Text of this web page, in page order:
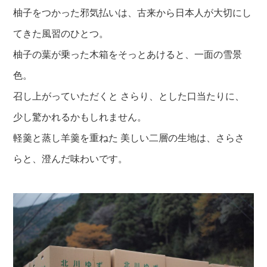
柚子をつかった邪気払いは、古来から日本人が大切にし
てきた風習のひとつ。
柚子の葉が乗った木箱をそっとあけると、一面の雪景
色。
召し上がっていただくと さらり、とした口当たりに、
少し驚かれるかもしれません。
軽羹と蒸し羊羹を重ねた 美しい二層の生地は、さらさ
らと、澄んだ味わいです。